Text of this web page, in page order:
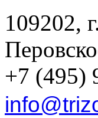
109202,
+7 (495)